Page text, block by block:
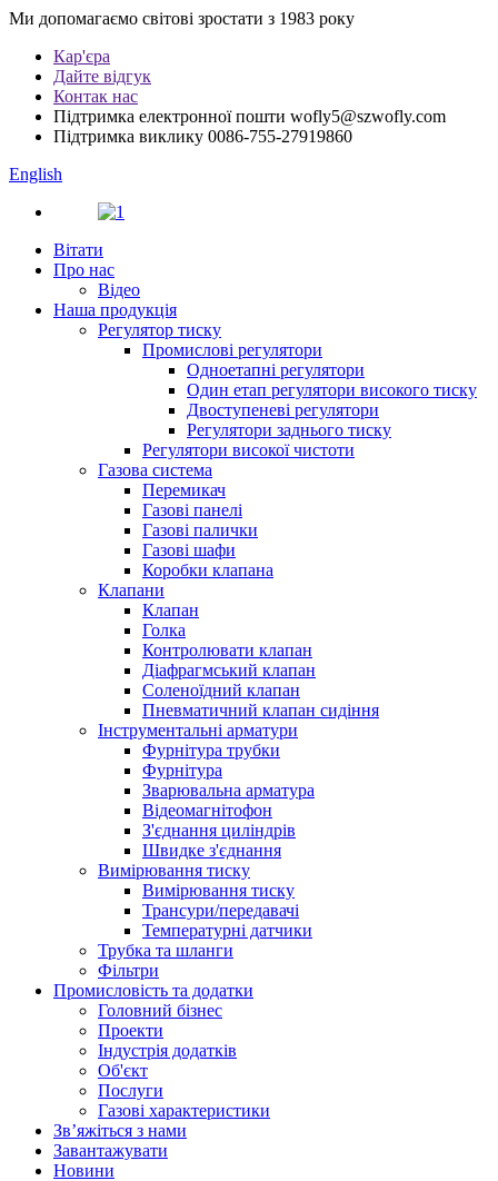
Ми допомагаємо світові зростати з 1983 року
Кар'єра
Дайте відгук
Контак нас
Підтримка електронної пошти wofly5@szwofly.com
Підтримка виклику 0086-755-27919860
English
Вітати
Про нас
Відео
Наша продукція
Регулятор тиску
Промислові регулятори
Одноетапні регулятори
Один етап регулятори високого тиску
Двоступеневі регулятори
Регулятори заднього тиску
Регулятори високої чистоти
Газова система
Перемикач
Газові панелі
Газові палички
Газові шафи
Коробки клапана
Клапани
Клапан
Голка
Контролювати клапан
Діафрагмський клапан
Соленоїдний клапан
Пневматичний клапан сидіння
Інструментальні арматури
Фурнітура трубки
Фурнітура
Зварювальна арматура
Відеомагнітофон
З'єднання циліндрів
Швидке з'єднання
Вимірювання тиску
Вимірювання тиску
Трансури/передавачі
Температурні датчики
Трубка та шланги
Фільтри
Промисловість та додатки
Головний бізнес
Проекти
Індустрія додатків
Об'єкт
Послуги
Газові характеристики
Зв’яжіться з нами
Завантажувати
Новини